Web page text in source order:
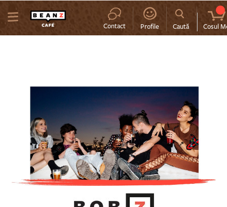
MENIU
Cosul
Caută
Profile
Contact